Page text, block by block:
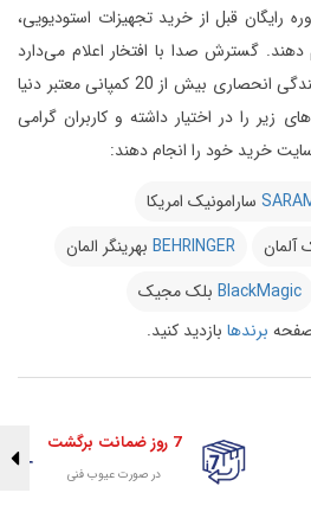
قبل از خرید تجهیزات استودیویی،
دهند. گسترش صدا با افتخار اعلام می‌دارد
این مجموعه در حال حاضر نمایندگی انحصاری بیش از 20 کمپانی معتبر دنیا
زیر را در اختیار داشته و کاربران گرامی
خرید خود را انجام دهند:
سارامونیک امریکا
آلمان BEHRINGER بهرینگر المان
BlackMagic بلک مجیک
برندها بازدید کنید.
7 روز ضمانت برگشت
در صورت عیوب فنی